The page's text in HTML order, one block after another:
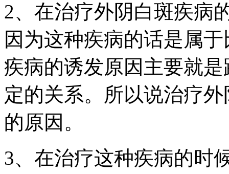
2、在治疗外阴白斑疾病
因为这种疾病的话是属
疾病的诱发原因主要就
定的关系。所以说治疗
的原因。
3、在治疗这种疾病的时